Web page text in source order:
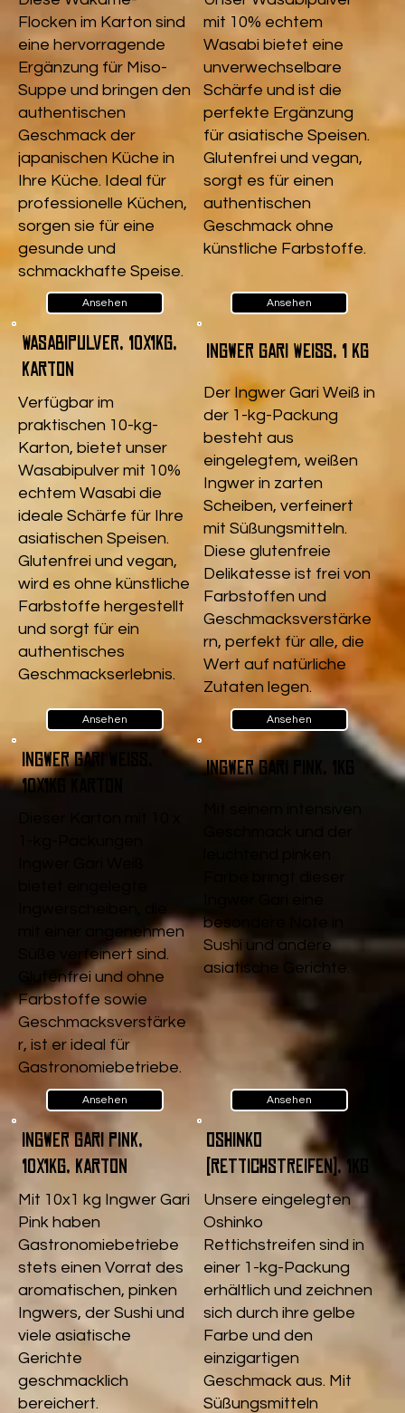
Flocken im Karton sind
eine hervorragende
Ergänzung für Miso-
Suppe und bringen den
authentischen
Geschmack der
japanischen Küche in
Ihre Küche. Ideal für
professionelle Küchen,
sorgen sie für eine
gesunde und
schmackhafte Speise.
Ansehen
mit 10% echtem
Wasabi bietet eine
unverwechselbare
Schärfe und ist die
perfekte Ergänzung
für asiatische Speisen.
Glutenfrei und vegan,
sorgt es für einen
authentischen
Geschmack ohne
künstliche Farbstoffe.
Ansehen
Wasabipulver, 10x1kg,
Karton
Verfügbar im
praktischen 10-kg-
Karton, bietet unser
Wasabipulver mit 10%
echtem Wasabi die
ideale Schärfe für Ihre
asiatischen Speisen.
Glutenfrei und vegan,
wird es ohne künstliche
Farbstoffe hergestellt
und sorgt für ein
authentisches
Geschmackserlebnis.
Ansehen
Ingwer Gari Weiß, 1 kg
Der Ingwer Gari Weiß in
der 1-kg-Packung
besteht aus
eingelegtem, weißen
Ingwer in zarten
Scheiben, verfeinert
mit Süßungsmitteln.
Diese glutenfreie
Delikatesse ist frei von
Farbstoffen und
Geschmacksverstärke
rn, perfekt für alle, die
Wert auf natürliche
Zutaten legen.
Ansehen
Ingwer Gari Weiß,
10x1kg Karton
Ingwerscheiben, die
mit einer angenehmen
Süße verfeinert sind.
Glutenfrei und ohne
Farbstoffe sowie
Geschmacksverstärke
r, ist er ideal für
Gastronomiebetriebe.
Ansehen
Ingwer Gari pink, 1kg
besondere Note in
Sushi und andere
asiatische Gerichte.
Ansehen
Ingwer Gari pink,
10x1kg, Karton
Mit 10x1 kg Ingwer Gari
Pink haben
Gastronomiebetriebe
stets einen Vorrat des
aromatischen, pinken
Ingwers, der Sushi und
viele asiatische
Gerichte
geschmacklich
bereichert.
Oshinko
(Rettichstreifen), 1kg
Unsere eingelegten
Oshinko
Rettichstreifen sind in
einer 1-kg-Packung
erhältlich und zeichnen
sich durch ihre gelbe
Farbe und den
einzigartigen
Geschmack aus. Mit
Süßungsmitteln